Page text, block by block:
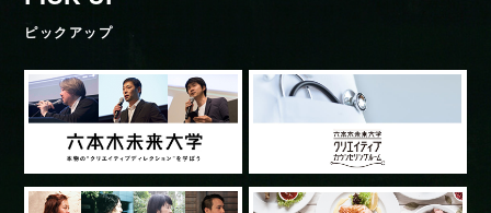
ピックアップ